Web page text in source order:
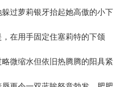
过萝莉银牙抬起她高傲的小下
在用手固定住塞莉特的下颌
微缩水但依旧热腾腾的阳具紧